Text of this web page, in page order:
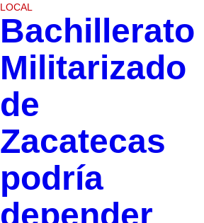
LOCAL
Bachillerato
Militarizado
de
Zacatecas
podría
depender